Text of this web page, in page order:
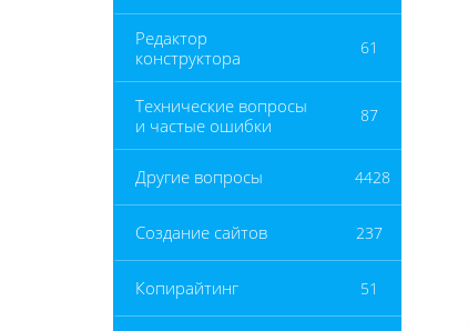
Редактор
конструктора
61
Технические вопросы
и частые ошибки
87
Другие вопросы 4428
Создание сайтов 237
Копирайтинг 51